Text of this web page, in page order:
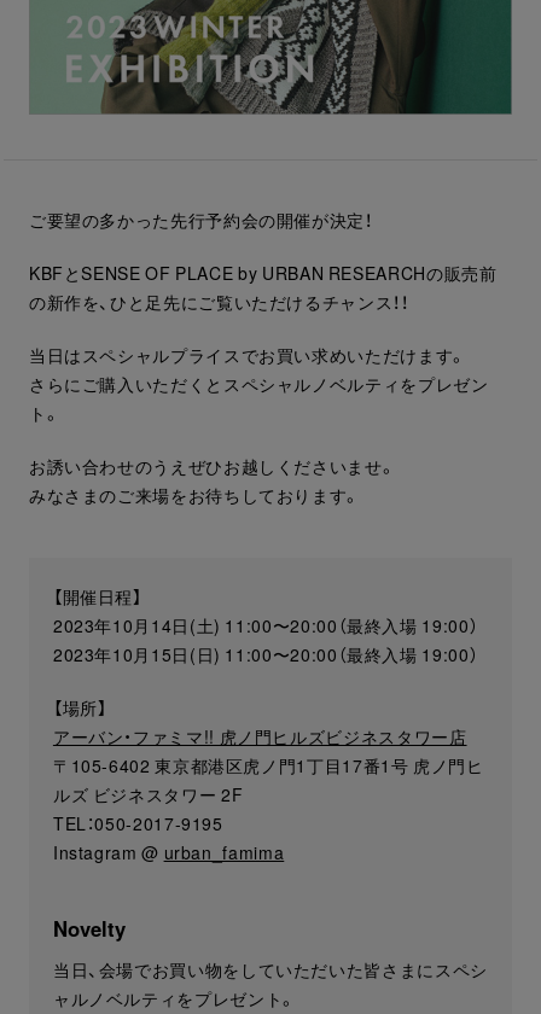
ご要望の多かった先行予約会の開催が決定！
KBFとSENSE OF PLACE by URBAN RESEARCHの販売前
の新作を、ひと足先にご覧いただけるチャンス！！
当日はスペシャルプライスでお買い求めいただけます。
さらにご購入いただくとスペシャルノベルティをプレゼン
ト。
お誘い合わせのうえぜひお越しくださいませ。
みなさまのご来場をお待ちしております。
【開催日程】
2023年10月14日(土) 11:00〜20:00（最終入場 19:00）
2023年10月15日(日) 11:00〜20:00（最終入場 19:00）
【場所】
アーバン・ファミマ!! 虎ノ門ヒルズビジネスタワー店
〒105-6402 東京都港区虎ノ門1丁目17番1号 虎ノ門ヒ
ルズ ビジネスタワー 2F
TEL：050-2017-9195
Instagram @ urban_famima
Novelty
当日、会場でお買い物をしていただいた皆さまにスペシ
ャルノベルティをプレゼント。